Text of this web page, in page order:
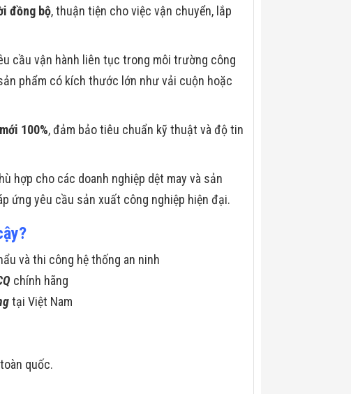
đồng bộ, thuận tiện cho việc vận chuyển, lắp
cầu vận hành liên tục trong môi trường công
phẩm có kích thước lớn như vải cuộn hoặc
mới 100%, đảm bảo tiêu chuẩn kỹ thuật và độ tin
hợp cho các doanh nghiệp dệt may và sản
ứng yêu cầu sản xuất công nghiệp hiện đại.
và thi công hệ thống an ninh
chính hãng
tại Việt Nam
quốc.